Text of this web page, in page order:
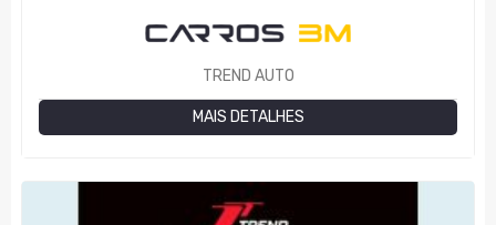
TREND AUTO
MAIS DETALHES